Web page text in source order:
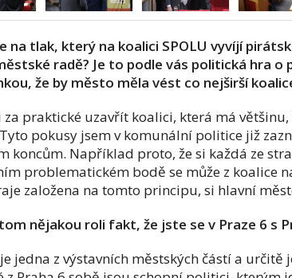
na tlak, který na koalici SPOLU vyvíjí
radě? Je to podle vás politická hra o
že by město měla vést co nejširší
za praktické uzavřít koalici, která má
pokusy jsem v komunální politice již
koncům. Například proto, že si každá ze
problematickém bodě se může z koalice
založena na tomto principu, si hlavní
nějakou roli fakt, že jste se v Praze 6 s
jedna z výstavních městských částí a